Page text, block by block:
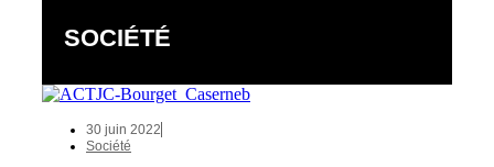
SOCIÉTÉ
30 juin 2022
Société